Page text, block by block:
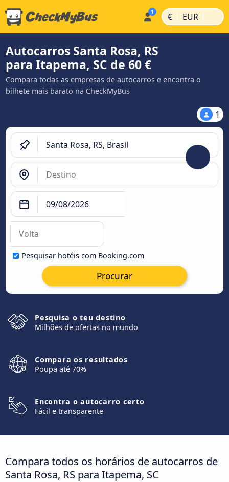
€ | EUR |
Autocarros Santa Rosa, RS
para Itapema, SC de 60 €
Compara todas as empresas de autocarros e encontra o
bilhete mais barato na CheckMyBus
1
Pesquisar hotéis com Booking.com
Procurar
Pesquisa o teu destino
Milhões de ofertas no mundo
Compara os resultados
Poupa até 70%
Encontra o autocarro certo
Fácil e transparente
Compara todos os horários de autocarros de
Santa Rosa, RS para Itapema, SC